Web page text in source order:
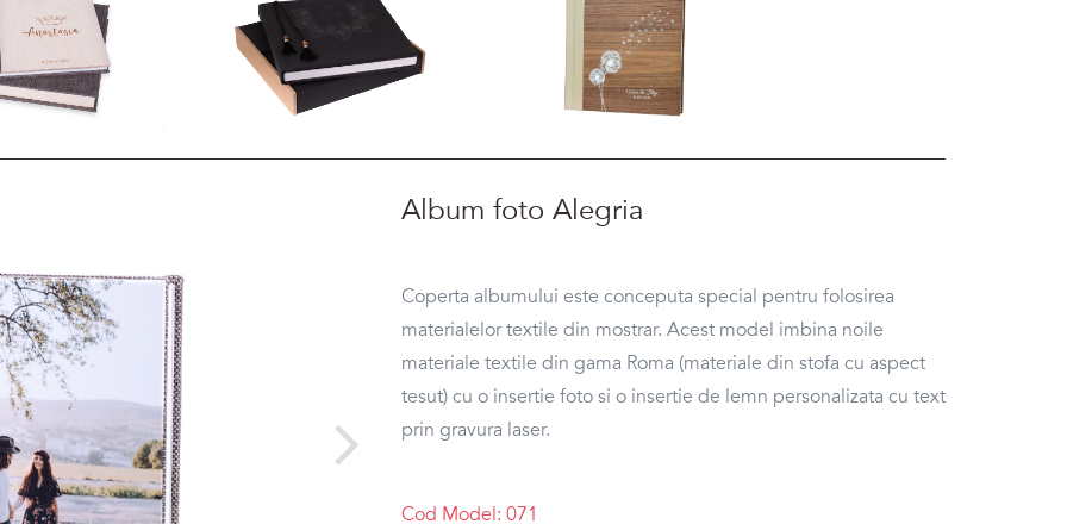
Album foto Alegria
Coperta albumului este conceputa special pentru folosirea
materialelor textile din mostrar. Acest model imbina noile
materiale textile din gama Roma (materiale din stofa cu aspect
tesut) cu o insertie foto si o insertie de lemn personalizata cu text
prin gravura laser.
Cod Model: 071